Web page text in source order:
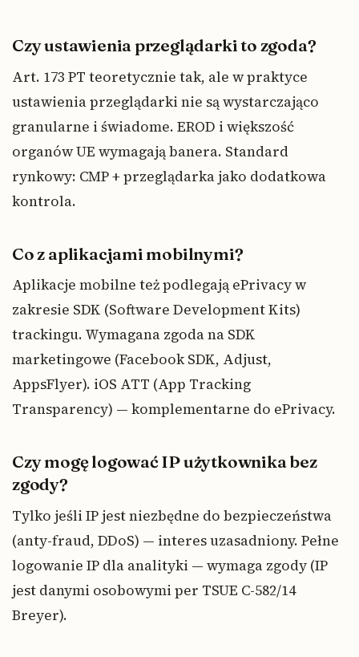
Czy ustawienia przeglądarki to zgoda?
Art. 173 PT teoretycznie tak, ale w praktyce
ustawienia przeglądarki nie są wystarczająco
granularne i świadome. EROD i większość
organów UE wymagają banera. Standard
rynkowy: CMP + przeglądarka jako dodatkowa
kontrola.
Co z aplikacjami mobilnymi?
Aplikacje mobilne też podlegają ePrivacy w
zakresie SDK (Software Development Kits)
trackingu. Wymagana zgoda na SDK
marketingowe (Facebook SDK, Adjust,
AppsFlyer). iOS ATT (App Tracking
Transparency) — komplementarne do ePrivacy.
Czy mogę logować IP użytkownika bez
zgody?
Tylko jeśli IP jest niezbędne do bezpieczeństwa
(anty-fraud, DDoS) — interes uzasadniony. Pełne
logowanie IP dla analityki — wymaga zgody (IP
jest danymi osobowymi per TSUE C-582/14
Breyer).